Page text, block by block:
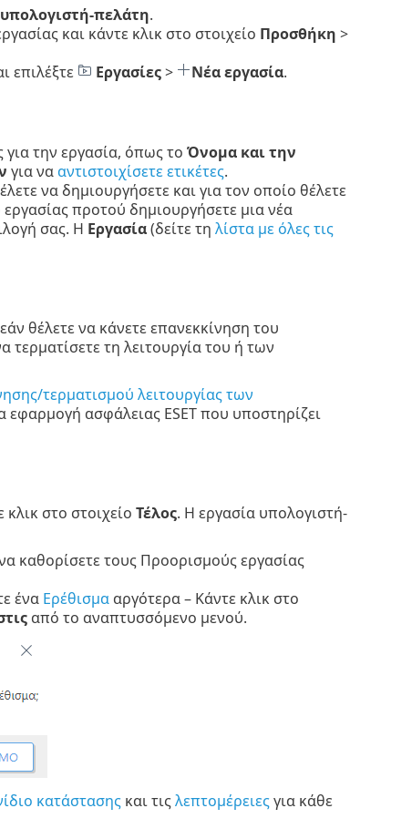
πελάτη.
και κάντε κλικ στο στοιχείο Προσθήκη >
επιλέξτε Εργασίες> Νέα εργασία.
για την εργασία, όπως το Όνομα και την
για νααντιστοιχίσετε ετικέτες.
να δημιουργήσετε και για τον οποίο θέλετε
προτού δημιουργήσετε μια νέα
σας. Η Εργασία(δείτε τη λίστα με όλες τις
θέλετε να κάνετε επανεκκίνηση του
τη λειτουργία του ή των
τερματισμού λειτουργίας των
εφαρμογή ασφάλειας ESET που υποστηρίζει
στο στοιχείο Τέλος. Η εργασία υπολογιστή-
καθορίσετε τους Προορισμούς εργασίας
ένα Ερέθισμααργότερα – Κάντε κλικ στο
από το αναπτυσσόμενο μενού.
κατάστασηςκαι τιςλεπτομέρειεςγια κάθε